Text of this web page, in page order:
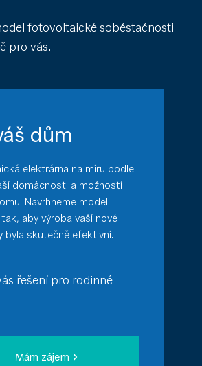
fotovoltaické soběstačnosti
pro vás.
dům
elektrárna na míru podle
domácnosti a možností
Navrhneme model
aby výroba vaší nové
byla skutečně efektivní.
řešení pro rodinné
Mám zájem